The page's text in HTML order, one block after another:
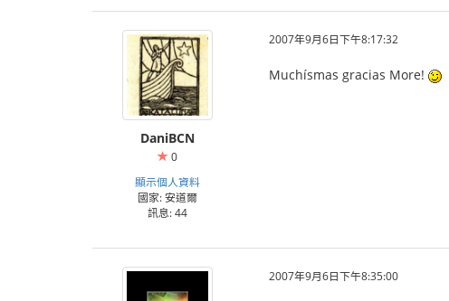
DaniBCN
0
顯示個人資料
國家: 安道爾
訊息: 44
2007年9月6日下午8:17:32
Muchísmas gracias More!
2007年9月6日下午8:35:00